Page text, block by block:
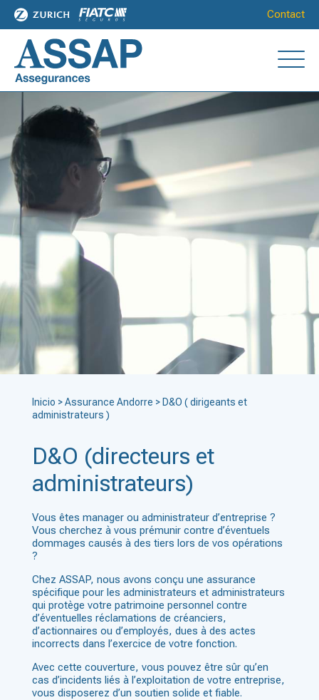
Contact
Inicio >Assurance Andorre > D&O ( dirigeants et
administrateurs )
D&O (directeurs et
administrateurs)
Vous êtes manager ou administrateur d’entreprise ?
Vous cherchez à vous prémunir contre d’éventuels
dommages causés à des tiers lors de vos opérations
?
Chez ASSAP, nous avons conçu une assurance
spécifique pour les administrateurs et administrateurs
qui protège votre patrimoine personnel contre
d’éventuelles réclamations de créanciers,
d’actionnaires ou d’employés, dues à des actes
incorrects dans l’exercice de votre fonction.
Avec cette couverture, vous pouvez être sûr qu’en
cas d’incidents liés à l’exploitation de votre entreprise,
vous disposerez d’un soutien solide et fiable.